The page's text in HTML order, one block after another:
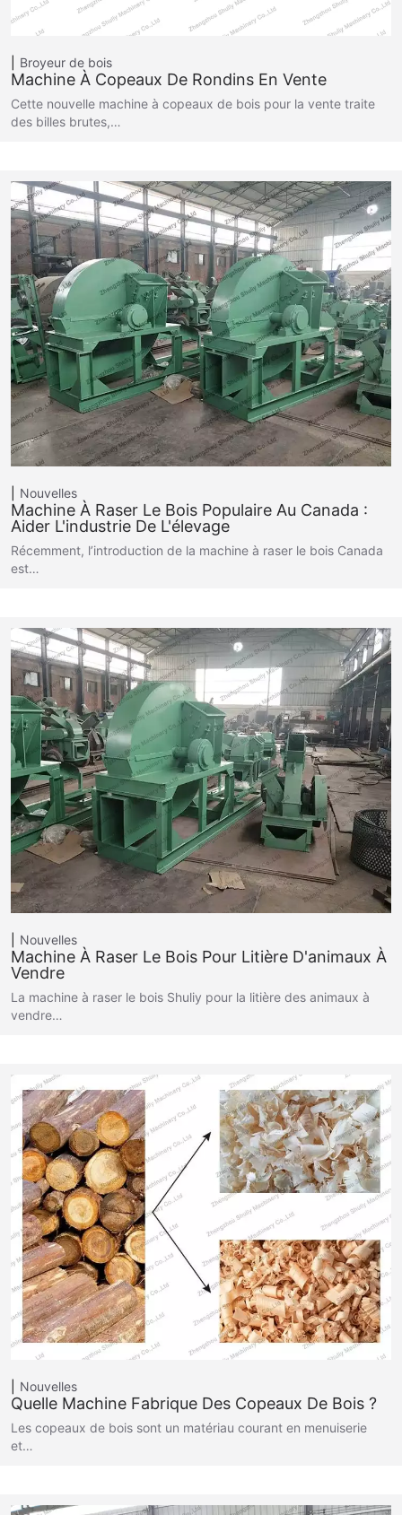
Broyeur de bois
Machine À Copeaux De Rondins En Vente
Cette nouvelle machine à copeaux de bois pour la vente traite
des billes brutes,…
Nouvelles
Machine À Raser Le Bois Populaire Au Canada :
Aider L'industrie De L'élevage
Récemment, l’introduction de la machine à raser le bois Canada
est…
Nouvelles
Machine À Raser Le Bois Pour Litière D'animaux À
Vendre
La machine à raser le bois Shuliy pour la litière des animaux à
vendre…
Nouvelles
Quelle Machine Fabrique Des Copeaux De Bois ?
Les copeaux de bois sont un matériau courant en menuiserie
et…